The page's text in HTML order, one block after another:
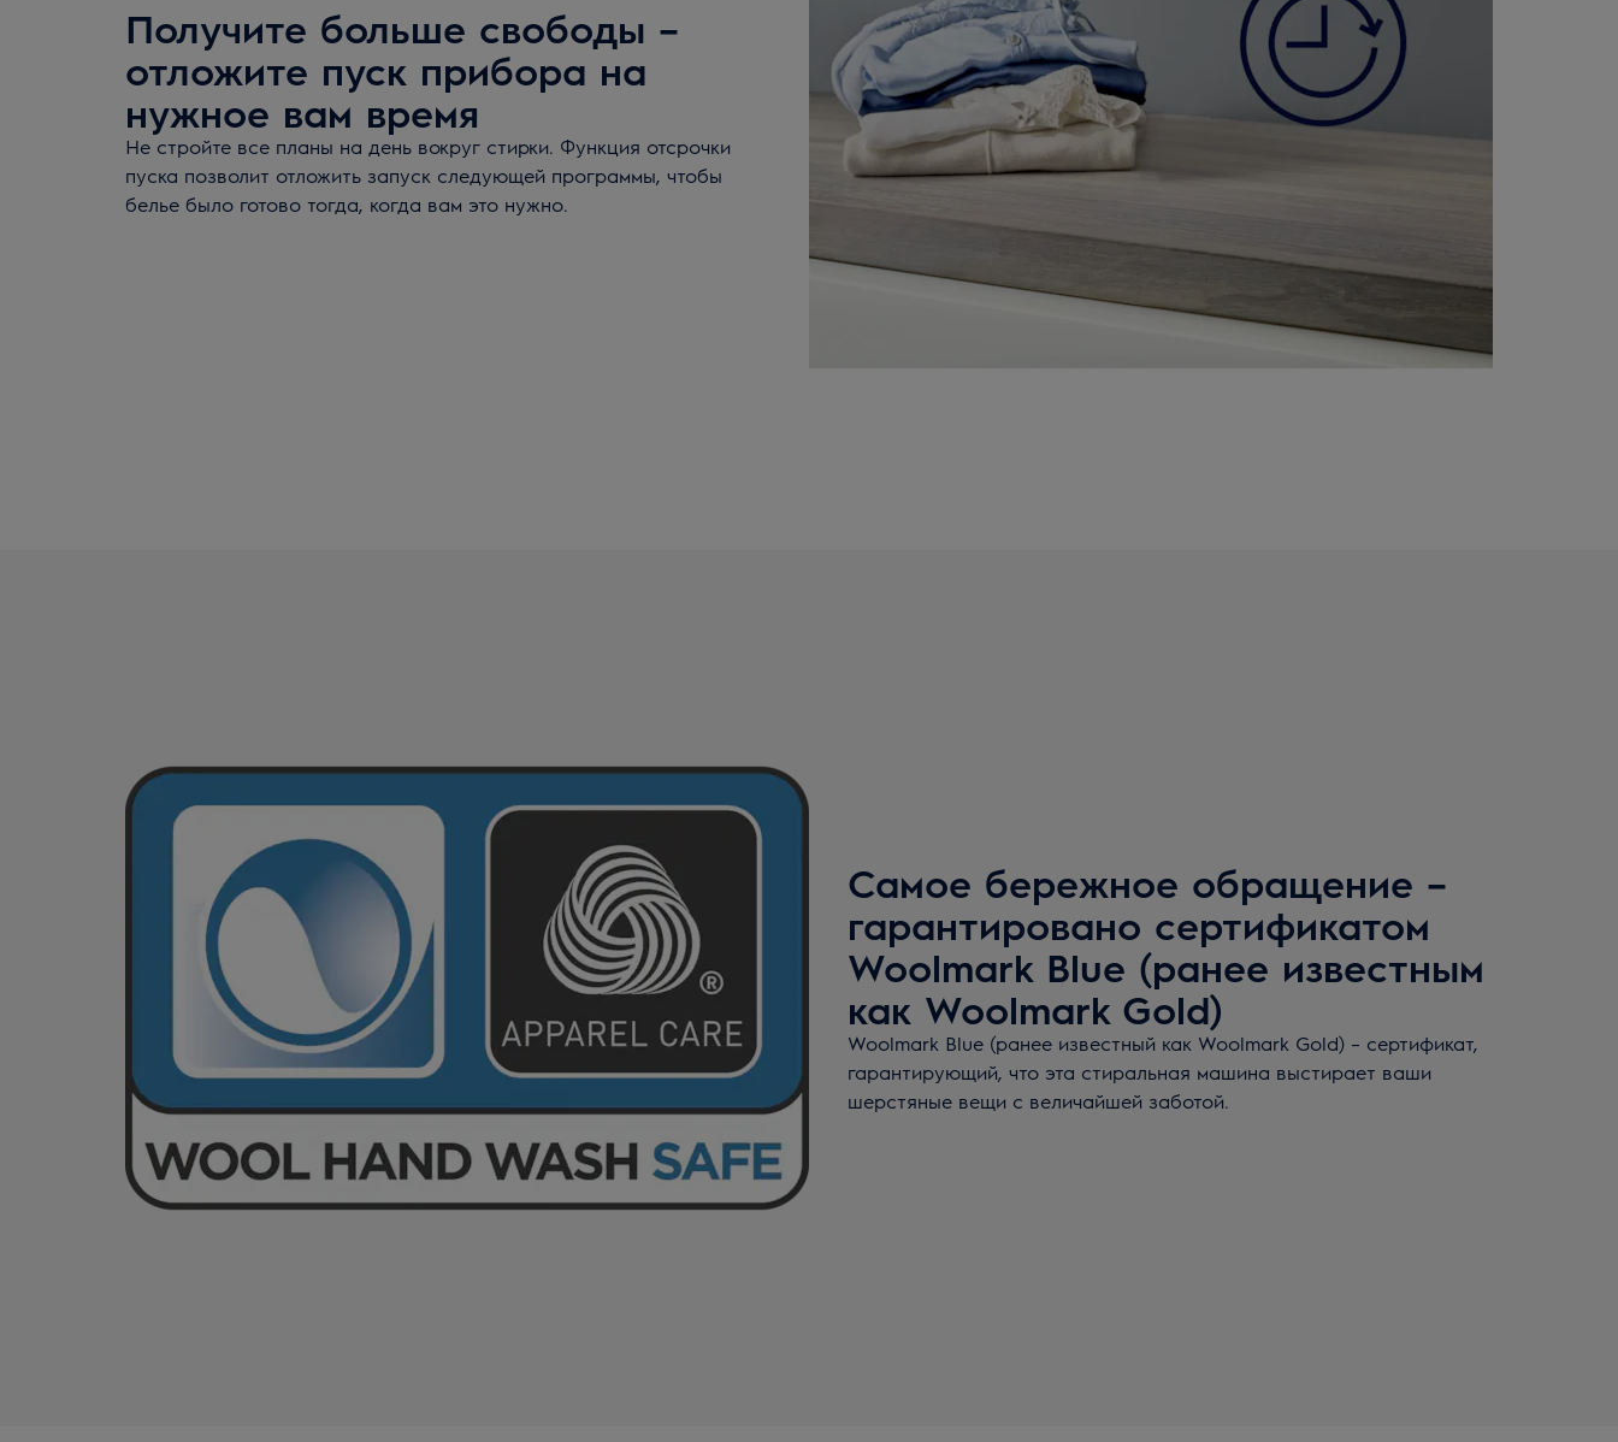
Получите больше свободы –
отложите пуск прибора на
нужное вам время
Не стройте все планы на день вокруг стирки. Функция отсрочки
пуска позволит отложить запуск следующей программы, чтобы
белье было готово тогда, когда вам это нужно.
Самое бережное обращение –
гарантировано сертификатом
Woolmark Blue (ранее известным
как Woolmark Gold)
Woolmark Blue (ранее известный как Woolmark Gold) – сертификат,
гарантирующий, что эта стиральная машина выстирает ваши
шерстяные вещи с величайшей заботой.